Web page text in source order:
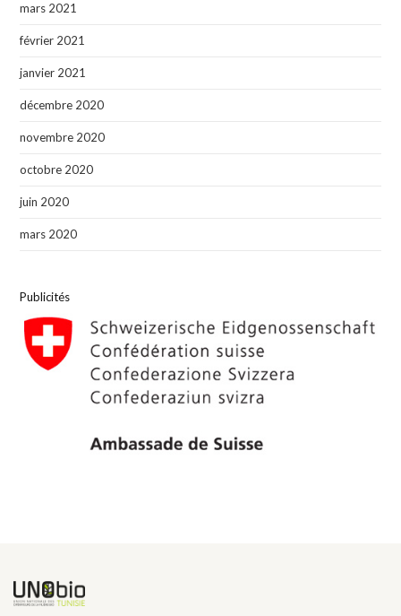
mars 2021
février 2021
janvier 2021
décembre 2020
novembre 2020
octobre 2020
juin 2020
mars 2020
Publicités